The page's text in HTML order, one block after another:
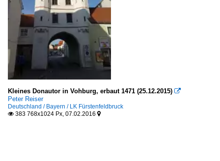
Kleines Donautor in Vohburg, erbaut 1471 (25.12.2015) 
Peter Reiser
Deutschland / Bayern / LK Fürstenfeldbruck
 383 768x1024 Px, 07.02.2016 